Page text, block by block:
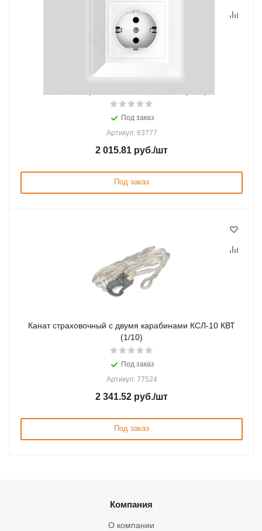
Под заказ
Артикул: 63777
2 015.81 руб./шт
Под заказ
Канат страховочный с двумя карабинами КСЛ-10 КВТ
(1/10)
Под заказ
Артикул: 77524
2 341.52 руб./шт
Под заказ
Компания
О компании